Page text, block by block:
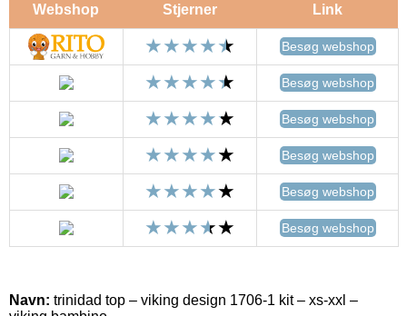
Webshop Stjerner Link
Besøg webshop
Besøg webshop
Besøg webshop
Besøg webshop
Besøg webshop
Besøg webshop
Navn: trinidad top – viking design 1706-1 kit – xs-xxl –